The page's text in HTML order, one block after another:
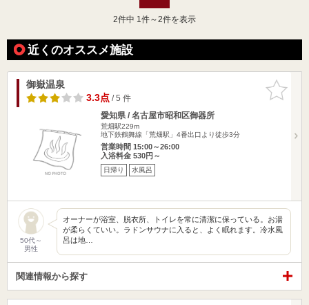
2件中 1件～2件を表示
近くのオススメ施設
お気に入
りに追加
御嶽温泉
3.3点/ 5 件
愛知県 / 名古屋市昭和区御器所
荒畑駅229m
地下鉄鶴舞線「荒畑駅」4番出口より徒歩3分
営業時間 15:00～26:00
入浴料金 530円～
日帰り 水風呂
50代～
男性
オーナーが浴室、脱衣所、トイレを常に清潔に保っている。お湯
が柔らくていい。ラドンサウナに入ると、よく眠れます。冷水風
呂は地…
関連情報から探す